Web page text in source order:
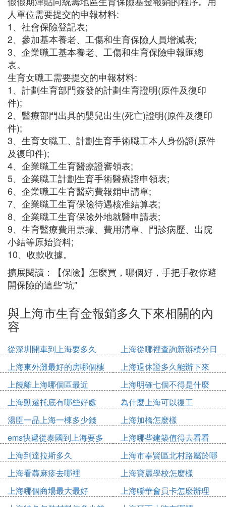
人單位需要提交的申報材料:
1、社會保險登記表;
2、參加基本養老、工傷和生育保險人員增減表;
3、企業職工基本養老、工傷和生育保險申報匯總
表。
生育女職工需要提交的申報材料:
1、計劃生育部門簽發的計劃生育證明(原件及復印
件);
2、醫療部門出具的嬰兒出生(死亡)證明(原件及復印
件);
3、生育女職工、計劃生育手術職工本人身份證(原件
及復印件);
4、企業職工生育醫療證審領表;
5、企業職工計劃生育手術醫療證申領表;
6、企業職工生育醫葯費報銷申請單;
7、企業職工生育保險待遇核准結算表;
8、企業職工生育保險外地就醫申請表;
9、生育醫療費用票據、費用清單、門診病歷、出院
小結等原始資料;
10、收款收據。
擴展閱讀：【保險】怎麼買，哪個好，手把手教你避
開保險的這些"坑"
與上海市生育金報銷多久下來相關的內
容
從深圳開車到上海要多久
上海從哪裡查詢新辦積分日
期
上海東外灘最好的房哪個樓
上海退休證多久能辦下來
上饒離上海哪個區最近
上海明確七個不得是什麼
上海動遷托底有哪些好處
為什麼上海可以復工
湯臣一品上海一棟多少錢
上海加橋怎麼樣
ems快遞從泰國到上海要多
久
上海哪些建築值得去看看
上海到達拉斯多久
上海市奉賢區北村路屬於哪
個鎮
上海看蕁麻疹去哪裡
上海寶麗學校怎麼樣
上海哪個商場最大最好
上海聯華會員卡怎麼辦理